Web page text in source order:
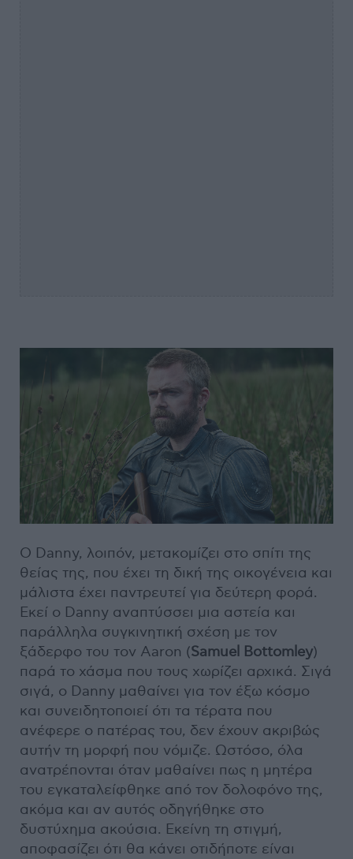
Ο Danny, λοιπόν, μετακομίζει στο σπίτι της
θείας της, που έχει τη δική της οικογένεια και
μάλιστα έχει παντρευτεί για δεύτερη φορά.
Εκεί ο Danny αναπτύσσει μια αστεία και
παράλληλα συγκινητική σχέση με τον
ξάδερφο του τον Aaron (Samuel Bottomley)
παρά το χάσμα που τους χωρίζει αρχικά. Σιγά
σιγά, ο Danny μαθαίνει για τον έξω κόσμο
και συνειδητοποιεί ότι τα τέρατα που
ανέφερε ο πατέρας του, δεν έχουν ακριβώς
αυτήν τη μορφή που νόμιζε. Ωστόσο, όλα
ανατρέπονται όταν μαθαίνει πως η μητέρα
του εγκαταλείφθηκε από τον δολοφόνο της,
ακόμα και αν αυτός οδηγήθηκε στο
δυστύχημα ακούσια. Εκείνη τη στιγμή,
αποφασίζει ότι θα κάνει οτιδήποτε είναι